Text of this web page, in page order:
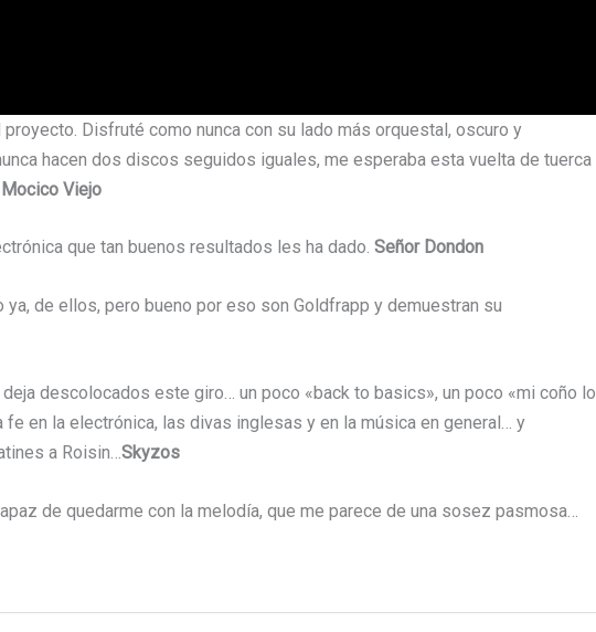
Disfruté como nunca con su lado más orquestal, oscuro y
hacen dos discos seguidos iguales, me esperaba esta vuelta de tuerca
Mocico Viejo
que tan buenos resultados les ha dado. Señor Dondon
de ellos, pero bueno por eso son Goldfrapp y demuestran su
descolocados este giro… un poco «back to basics», un poco «mi coño lo
en la electrónica, las divas inglesas y en la música en general… y
a Roisin…Skyzos
de quedarme con la melodía, que me parece de una sosez pasmosa…